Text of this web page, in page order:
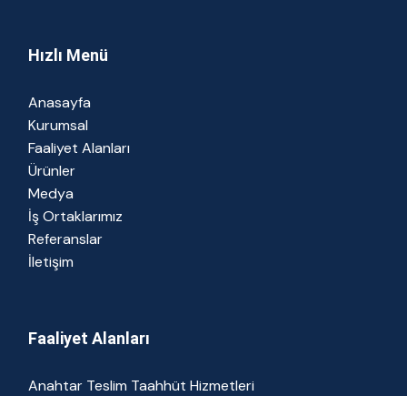
Hızlı Menü
Anasayfa
Kurumsal
Faaliyet Alanları
Ürünler
Medya
İş Ortaklarımız
Referanslar
İletişim
Faaliyet Alanları
Anahtar Teslim Taahhüt Hizmetleri